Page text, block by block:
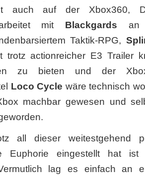
auch auf der Xbox360,
mit Blackgards an
Taktik-RPG,
trotz actionreicher E3 Trailer
zu bieten und der
Loco Cycle wäre technisch
machbar gewesen und
all dieser weitestgehend
Euphorie eingestellt hat ist
lag es einfach an